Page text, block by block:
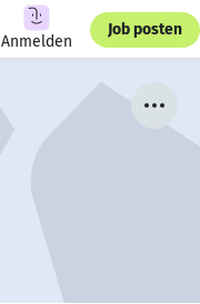
Anmelden
Job posten